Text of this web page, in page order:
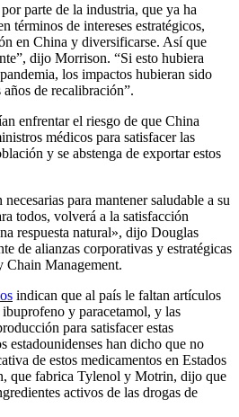
parte de la industria, que ya ha
términos de intereses estratégicos,
en China y diversificarse. Así que
dijo Morrison. “Si esto hubiera
los impactos hubieran sido
de recalibración”.
enfrentar el riesgo de que China
médicos para satisfacer las
y se abstenga de exportar estos
para mantener saludable a su
todos, volverá a la satisfacción
respuesta natural», dijo Douglas
de alianzas corporativas y estratégicas
Chain Management.
indican que al país le faltan artículos
y paracetamol, y las
para satisfacer estas
estadounidenses han dicho que no
de estos medicamentos en Estados
que fabrica Tylenol y Motrin, dijo que
activos de las drogas de